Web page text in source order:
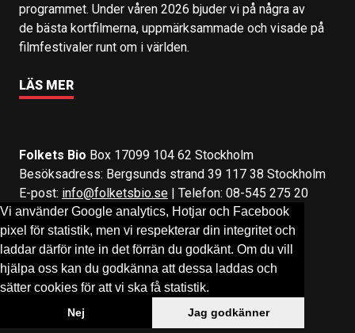
Vi använder Google analytics, Hotjar och Facebook
pixel för statistik, men vi respekterar din integritet och
laddar därför inte in det förrän du godkänt. Om du vill
hjälpa oss kan du godkänna att dessa laddas och
sätter cookies för att vi ska få statistik.
Nej Jag godkänner
programmet. Under våren 2026 bjuder vi på några av
de bästa kortfilmerna, uppmärksammade och visade på
filmfestivaler runt om i världen.
LÄS MER
Folkets Bio Box 17099 104 62 Stockholm
Besöksadress: Bergsunds strand 39 117 38 Stockholm
E-post: info@folketsbio.se | Telefon: 08-545 275 20
Följ oss på:Facebook&Instagram